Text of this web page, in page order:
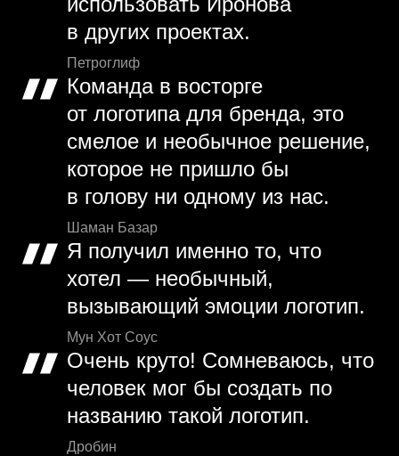
в других проектах.
Петроглиф
Команда в восторге
от логотипа для бренда, это
смелое и необычное решение,
которое не пришло бы
в голову ни одному из нас.
Шаман Базар
Я получил именно то, что
хотел — необычный,
вызывающий эмоции логотип.
Мун Хот Соус
Очень круто! Сомневаюсь, что
человек мог бы создать по
названию такой логотип.
Дробин